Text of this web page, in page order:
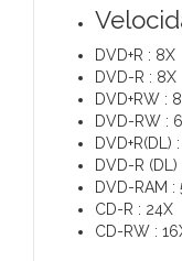
DVD+R : 8X
DVD-R : 8X
DVD+RW :
DVD-RW :
DVD+R(DL)
DVD-R (DL)
DVD-RAM :
CD-R : 24X
CD-RW :